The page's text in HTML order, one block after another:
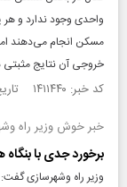
واحدی وجود ندارد و
مسکن انجام می‌دهند
خروجی آن نتایج مثبتی
کد خبر: ۱۴۱۱۴۴۰ تاریخ انتشار : ۱۴۰۲/۰۳/۲۱
خبر خوش وزیر راه
برخورد جدی با
وزیر راه وشهرسازی